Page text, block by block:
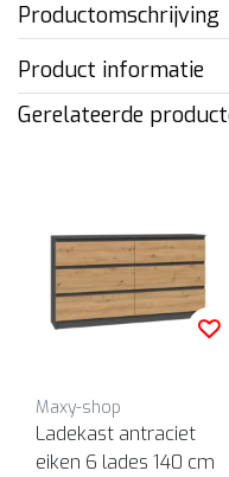
Productomschrijving
Product informatie
Gerelateerde
Maxy-shop
Ladekast antraciet
eiken 6 lades 140 cm